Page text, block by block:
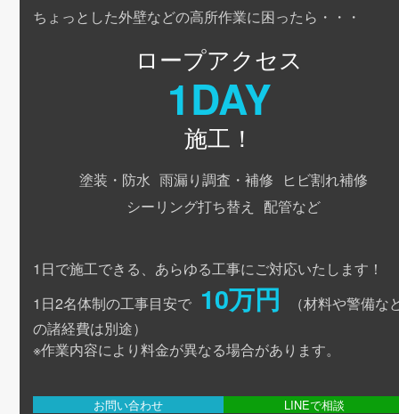
ちょっとした外壁などの高所作業に困ったら・・・
ロープアクセス
1DAY
施工！
塗装・防水 雨漏り調査・補修
ヒビ割れ補修
シーリング打ち替え
配管など
1日で施工できる、あらゆる工事にご対応いたします！
1日2名体制の工事目安で 10万円
（材料や警備な
の諸経費は別途）
※作業内容により料金が異なる場合があります。
お問い合わせ LINEで相談